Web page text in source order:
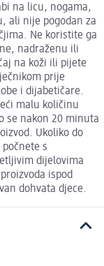
na licu, nogama,
ali nije pogodan za
Ne koristite ga
nadraženu ili
na koži ili pijete
prije
i dijabetičare.
malu količinu
se nakon 20 minuta
Ukoliko do
s
dijelovima
ispod
dohvata djece.